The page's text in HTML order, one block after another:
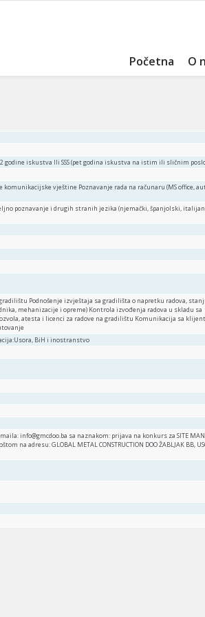
Početna O
godine iskustva Ili SSS (pet godina iskustva na istim ili sličnim
komunikacijske vještine Poznavanje rada na računaru (MS office,
poznavanje i drugih stranih jezika (njemački, španjolski,
Podnošenje izvještaja sa gradilišta o napretku radova,
mehanizacije i opreme) Kontrola izvođenja radova u skladu sa
atesta i licenci za radove na gradilištu Komunikacija sa
BiH i inostranstvo
info@gmcdoo.ba sa naznakom: prijava na konkurs za SITE
na adresu: GLOBAL METAL CONSTRUCTION DOO ŽABLJAK BB,